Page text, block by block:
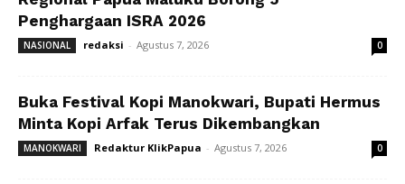
Penghargaan ISRA 2026
NASIONAL redaksi - Agustus 7, 2026 0
Buka Festival Kopi Manokwari, Bupati Hermus
Minta Kopi Arfak Terus Dikembangkan
MANOKWARI Redaktur KlikPapua - Agustus 7, 2026 0